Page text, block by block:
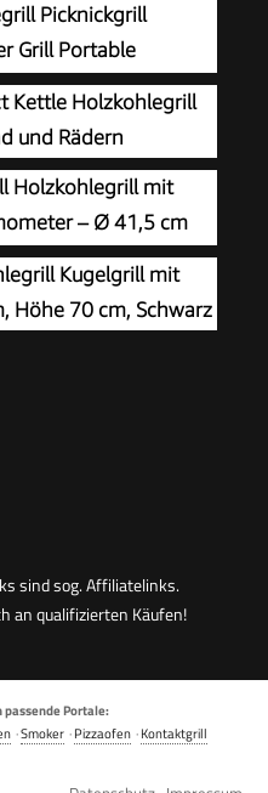
Picknickgrill
Grill Portable
BBQ Grills
Kettle Holzkohlegrill
und Rädern
Holzkohlegrill mit
– Ø 41,5 cm
– BBQ Grillwagen
Grill für Garten
Kugelgrill mit
Höhe 70 cm, Schwarz
sind sog. Affiliatelinks.
an qualifizierten Käufen!
Portale:
·Smoker·Pizzaofen·Kontaktgrill